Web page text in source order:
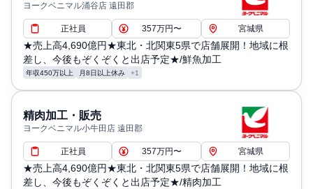
ヨークベニマル涌谷店 遠田郡
正社員 357万円〜 宮城県
★売上高4,690億円★東北・北関東5県で店舗展開！地域に根
差し、今後もぞくぞくと出店予定★/鮮魚加工
年収450万以上 月8日以上休み +1
精肉加工・販売
ヨークベニマル小牛田店 遠田郡
正社員 357万円〜 宮城県
★売上高4,690億円★東北・北関東5県で店舗展開！地域に根
差し、今後もぞくぞくと出店予定★/精肉加工